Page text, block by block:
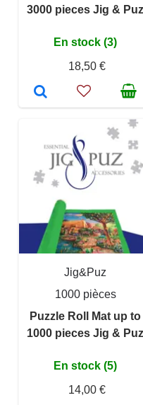
3000 pieces Jig & Puz
En stock (3)
18,50 €
Jig&Puz
1000 pièces
Puzzle Roll Mat up to
1000 pieces Jig & Puz
En stock (5)
14,00 €